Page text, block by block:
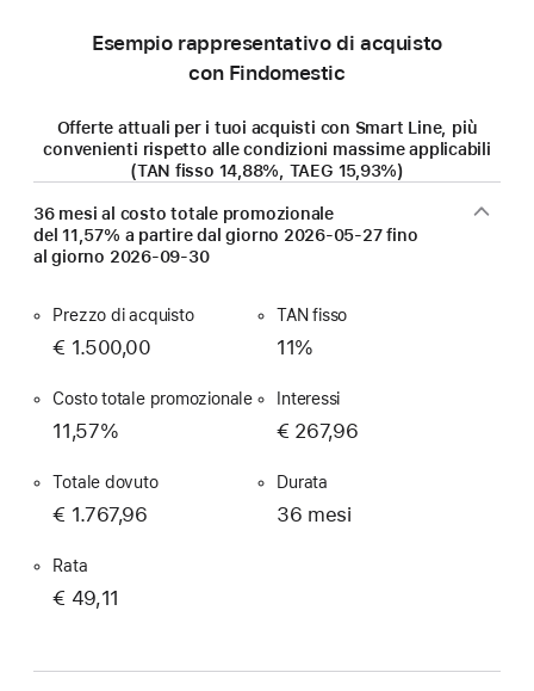
Esempio rappresentativo di acquisto
con Findomestic
Offerte attuali per i tuoi acquisti con Smart Line, più
convenienti rispetto alle condizioni massime applicabili
(TAN fisso 14,88%, TAEG 15,93%)
36 mesi al costo totale promozionale
del 11,57% a partire dal giorno 2026-05-27fino
al giorno 2026-09-30
Prezzo di acquisto
€ 1.500,00
TAN fisso
11%
Costo totale promozionale
11,57%
Interessi
€ 267,96
Totale dovuto
€ 1.767,96
Durata
36 mesi
Rata
€ 49,11